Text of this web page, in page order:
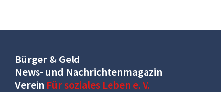
Bürger & Geld
News- und Nachrichtenmagazin
Verein Für soziales Leben e. V.